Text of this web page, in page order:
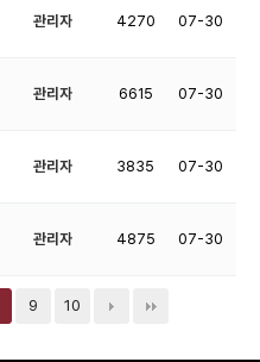
관리자 4270 07-30
관리자 6615 07-30
관리자 3835 07-30
관리자 4875 07-30
9 10